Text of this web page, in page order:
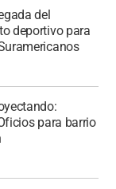
del
deportivo para
para barrio